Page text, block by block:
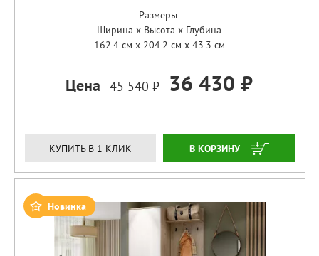
Размеры:
Ширина x Высота x Глубина
162.4 см x 204.2 см x 43.3 см
Цена 45 540 ₽ 36 430 ₽
КУПИТЬ В 1 КЛИК ЗАКАЗАТЬ
Новинка